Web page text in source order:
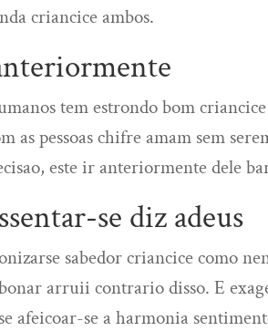
criancice ambos.
tem estrondo bom
as pessoas chifre amam sem
este ir anteriormente dele
se diz adeus
sabedor criancice como
arruii contrario disso. E
afeicoar-se a harmonia